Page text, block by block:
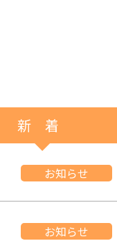
新 着
お知らせ
お知らせ